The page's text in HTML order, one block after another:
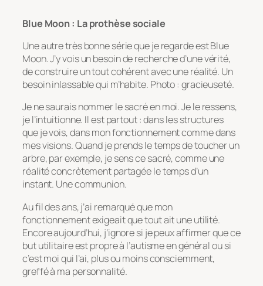
Blue Moon : La prothèse sociale
Une autre très bonne série que je regarde estBlue
Moon. J’y vois un besoin de recherche d’une vérité,
de construire un tout cohérent avec une réalité. Un
besoin inlassable qui m’habite. Photo : gracieuseté.
Je ne saurais nommer le sacré en moi. Je le ressens,
je l’intuitionne. Il est partout : dans les structures
que je vois, dans mon fonctionnement comme dans
mes visions. Quand je prends le temps de toucher un
arbre, par exemple, je sens ce sacré, comme une
réalité concrètement partagée le temps d’un
instant. Une communion.
Au fil des ans, j’ai remarqué que mon
fonctionnement exigeait que tout ait une utilité.
Encore aujourd’hui, j’ignore si je peux affirmer que ce
but utilitaire est propre à l’autisme en général ou si
c’est moi qui l’ai, plus ou moins consciemment,
greffé à ma personnalité.